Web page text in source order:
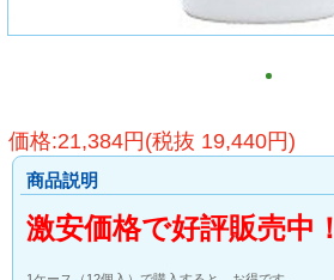
価格:21,384円(税抜 19,440円)
商品説明
激安価格で好評販売中！